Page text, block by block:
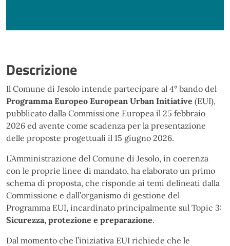
Descrizione
Il Comune di Jesolo intende partecipare al 4° bando del
Programma Europeo European Urban Initiative (EUI),
pubblicato dalla Commissione Europea il 25 febbraio
2026 ed avente come scadenza per la presentazione
delle proposte progettuali il 15 giugno 2026.
L’Amministrazione del Comune di Jesolo, in coerenza
con le proprie linee di mandato, ha elaborato un primo
schema di proposta, che risponde ai temi delineati dalla
Commissione e dall’organismo di gestione del
Programma EUI, incardinato principalmente sul Topic 3:
Sicurezza, protezione e preparazione.
Dal momento che l’iniziativa EUI richiede che le